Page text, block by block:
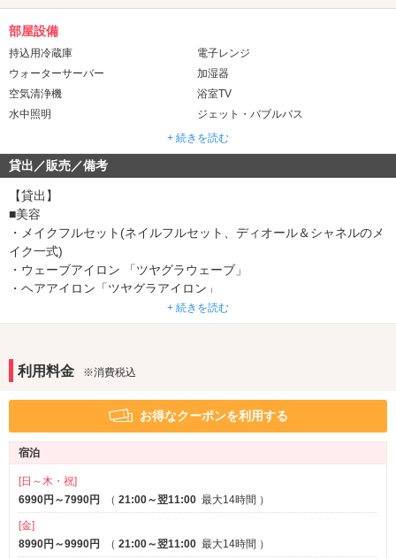
部屋設備
持込用冷蔵庫
電子レンジ
ウォーターサーバー
加湿器
空気清浄機
浴室TV
水中照明
ジェット・バブルバス
ウォシュレット
音響・映像・通信
カラオケ
Wi-Fi
iPhone充電器
DVDプレーヤー
アメニティ
セレクトシャンプー
カールドライヤー
電気マッサージ器
部屋タイプ
1名利用可
ルームサービス
その他
ワンガレージ
+ 続きを読む
貸出／販売／備考
【貸出】
■美容
・メイクフルセット(ネイルフルセット、ディオール＆シャネルのメ
イク一式)
・ウェーブアイロン 「ツヤグラウェーブ」
・ヘアアイロン「ツヤグラアイロン」
・パナソニック「頭皮エステ」
・不思議な電動ヘアブラシ「TRUE」
・フォトミスト「Platinu White」
・ナイトスチーマー
・脱毛器「no!no!for MEN」／「no!no!HAIR」
■シャンプー＆リンス
・エッセンシャル
・エッセンシャルダメージケア ニュアンスエアリー
・セグレタ
・スティーブンノルコレクション
・モッズ・ヘア ヒートサロンエステ
・ラックス・スーパーリッチシャイン
+ 続きを読む
利用料金 ※消費税込
お得なクーポンを利用する
宿泊
[日～木・祝]
6990円～7990円
（ 21:00～翌11:00 最大14時間 ）
[金]
8990円～9990円
（ 21:00～翌11:00 最大14時間 ）